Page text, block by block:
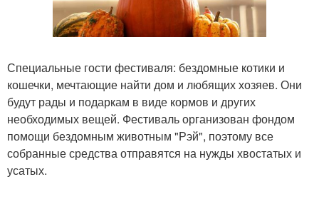
Специальные гости фестиваля: бездомные котики и
кошечки, мечтающие найти дом и любящих хозяев. Они
будут рады и подаркам в виде кормов и других
необходимых вещей. Фестиваль организован фондом
помощи бездомным животным "Рэй", поэтому все
собранные средства отправятся на нужды хвостатых и
усатых.